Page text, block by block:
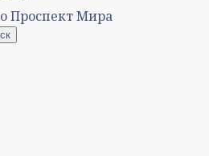
Проспект Мира